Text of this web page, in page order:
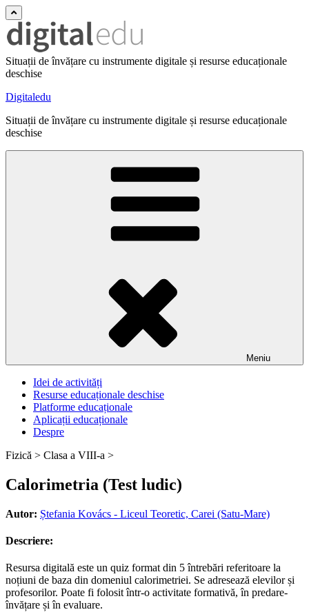
Situații de învățare cu instrumente digitale și resurse educaționale
deschise
Digitaledu
Situații de învățare cu instrumente digitale și resurse educaționale
deschise
Meniu
Idei de activități
Resurse educaționale deschise
Platforme educaționale
Aplicații educaționale
Despre
Fizică > Clasa a VIII-a >
Calorimetria (Test ludic)
Autor: Ștefania Kovács - Liceul Teoretic, Carei (Satu-Mare)
Descriere:
Resursa digitală este un quiz format din 5 întrebări referitoare la
noțiuni de baza din domeniul calorimetriei. Se adresează elevilor și
profesorilor. Poate fi folosit într-o activitate formativă, în predare-
învățare și în evaluare.